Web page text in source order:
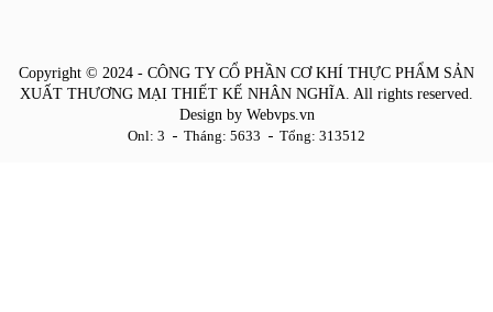
Copyright © 2024 - CÔNG TY CỔ PHẦN CƠ KHÍ THỰC PHẨM SẢN
XUẤT THƯƠNG MẠI THIẾT KẾ NHÂN NGHĨA. All rights reserved.
Design by Webvps.vn
Onl: 3
Tháng: 5633 Tổng: 313512